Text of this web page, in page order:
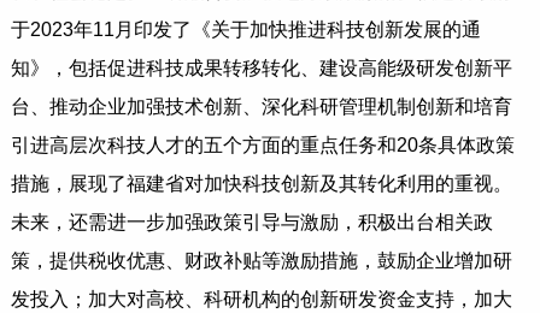
于2023年11月印发了《关于加快推进科技创新发展的通
知》，包括促进科技成果转移转化、建设高能级研发创新平
台、推动企业加强技术创新、深化科研管理机制创新和培育
引进高层次科技人才的五个方面的重点任务和20条具体政策
措施，展现了福建省对加快科技创新及其转化利用的重视。
未来，还需进一步加强政策引导与激励，积极出台相关政
策，提供税收优惠、财政补贴等激励措施，鼓励企业增加研
发投入；加大对高校、科研机构的创新研发资金支持，加大